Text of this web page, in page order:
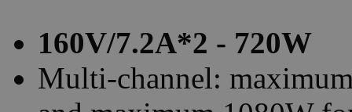
160V/7.2A*2 - 720W
Multi-channel: